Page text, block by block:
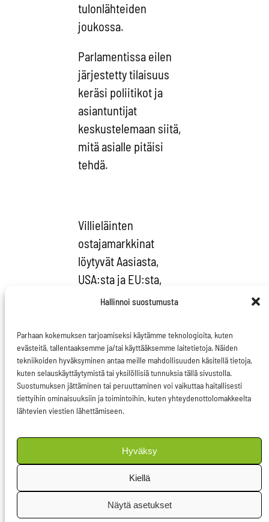
Hallinnoi suostumusta
Parhaan kokemuksen tarjoamiseksi käytämme teknologioita, kuten
evästeitä, tallentaaksemme ja/tai käyttääksemme laitetietoja. Näiden
tekniikoiden hyväksyminen antaa meille mahdollisuuden käsitellä tietoja,
kuten selauskäyttäytymistä tai yksilöllisiä tunnuksia tällä sivustolla.
Suostumuksen jättäminen tai peruuttaminen voi vaikuttaa haitallisesti
tiettyihin ominaisuuksiin ja toimintoihin, kuten yhteydenottolomakkeelta
lähtevien viestien lähettämiseen.
Hyväksy
Kiellä
Näytä asetukset
tulonlähteiden
joukossa.
Parlamentissa eilen
järjestetty tilaisuus
keräsi poliitikot ja
asiantuntijat
keskustelemaan siitä,
mitä asialle pitäisi
tehdä.
Villieläinten
ostajamarkkinat
löytyvät Aasiasta,
USA:sta ja EU:sta,
suuruudeltaan tässä
Ongelman kitkemiseksi
on säädetty
kehittyneissä maissa
useita lakeja, mutta
haasteellisinta on ollut
täytäntöönpano
kehittyvissä maissa:
valvovat elimet ja
partiojoukot ovat
monesti erittäin